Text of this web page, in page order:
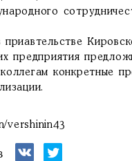
предприятия
конкретные
vershinin43